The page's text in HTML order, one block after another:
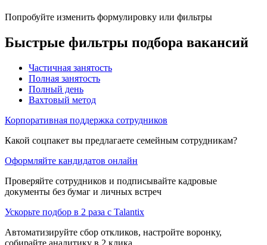
Попробуйте изменить формулировку или фильтры
Быстрые фильтры подбора вакансий
Частичная занятость
Полная занятость
Полный день
Вахтовый метод
Корпоративная поддержка сотрудников
Какой соцпакет вы предлагаете семейным сотрудникам?
Оформляйте кандидатов онлайн
Проверяйте сотрудников и подписывайте кадровые
документы без бумаг и личных встреч
Ускорьте подбор в 2 раза с Talantix
Автоматизируйте сбор откликов, настройте воронку,
собирайте аналитику в 2 клика